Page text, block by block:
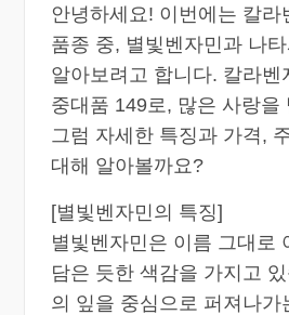
안녕하세요! 이번에는 칼라
품종 중, 별빛벤자민과 나
알아보려고 합니다. 칼라벤
중대품 149로, 많은 사랑을
그럼 자세한 특징과 가격,
대해 알아볼까요?
[별빛벤자민의 특징]
별빛벤자민은 이름 그대로
담은 듯한 색감을 가지고
의 잎을 중심으로 퍼져나가